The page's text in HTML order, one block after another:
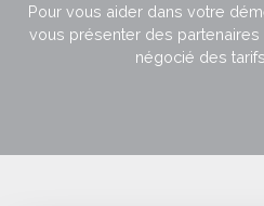
Pour vous aider dans votre
vous présenter des
négocié des